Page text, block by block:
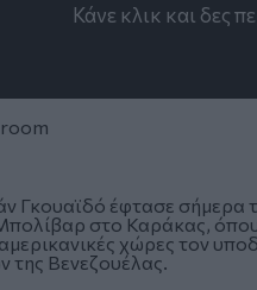
Κάνε κλικ και δες
Γκουαϊδό έφτασε σήμερα
στο Καράκας,
χώρες τον
της Βενεζουέλας.